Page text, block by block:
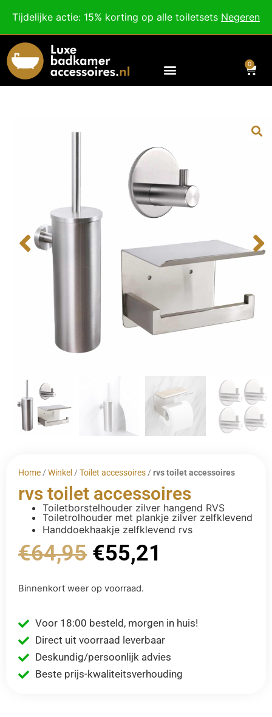
Tijdelijke actie: 15% korting op alle toiletsets Negeren
Voor 18:00 besteld, morgen in huis!
0
Home / Winkel / Toilet accessoires / rvs toilet accessoires
rvs toilet accessoires
Toiletborstelhouder zilver hangend RVS
Toiletrolhouder met plankje zilver zelfklevend
Handdoekhaakje zelfklevend rvs
€64,95 €55,21
Binnenkort weer op voorraad.
Voor 18:00 besteld, morgen in huis!
Direct uit voorraad leverbaar
Deskundig/persoonlijk advies
Beste prijs-kwaliteitsverhouding